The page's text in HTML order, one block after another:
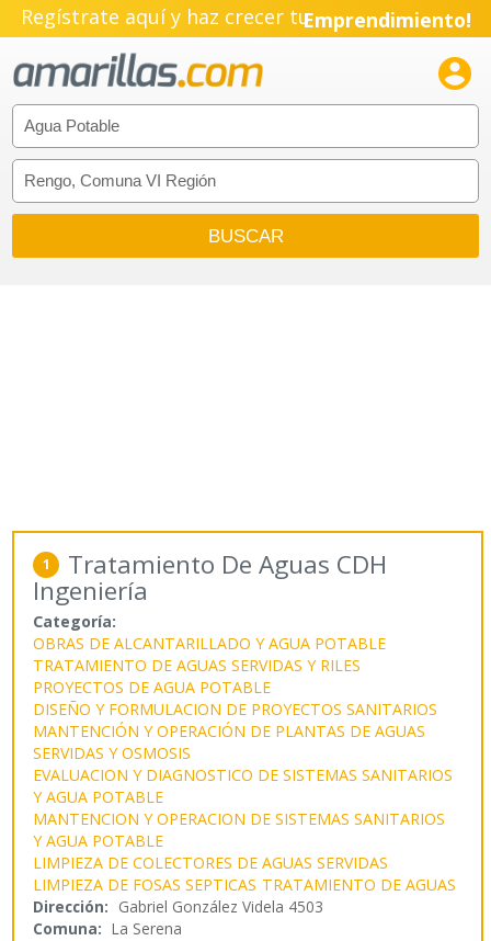
Regístrate aquí y haz crecer tuEmprendimiento!

1 Tratamiento De Aguas CDH
Ingeniería
Categoría:
OBRAS DE ALCANTARILLADO Y AGUA POTABLE
TRATAMIENTO DE AGUAS SERVIDAS Y RILES
PROYECTOS DE AGUA POTABLE
DISEÑO Y FORMULACION DE PROYECTOS SANITARIOS
MANTENCIÓN Y OPERACIÓN DE PLANTAS DE AGUAS
SERVIDAS Y OSMOSIS
EVALUACION Y DIAGNOSTICO DE SISTEMAS SANITARIOS
Y AGUA POTABLE
MANTENCION Y OPERACION DE SISTEMAS SANITARIOS
Y AGUA POTABLE
LIMPIEZA DE COLECTORES DE AGUAS SERVIDAS
LIMPIEZA DE FOSAS SEPTICAS TRATAMIENTO DE AGUAS
Dirección: Gabriel González Videla 4503
Comuna: La Serena